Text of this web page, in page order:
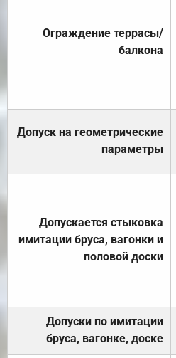
Ограждение террасы/
балкона
Допуск на геометрические
параметры
Допускается стыковка
имитации бруса, вагонки и
половой доски
Допуски по имитации
бруса, вагонке, доске